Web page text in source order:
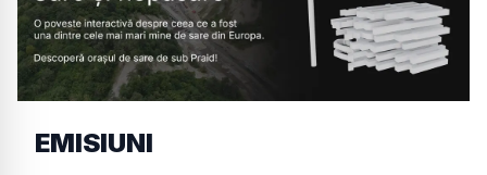
EMISIUNI